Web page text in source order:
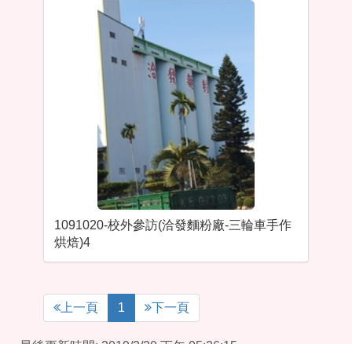
1091020-校外參訪(洽發麵粉廠-三輪車手作
烘焙)4
上一頁 1 下一頁